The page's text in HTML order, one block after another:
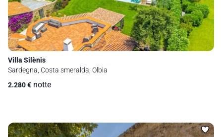
Villa Silènis
Sardegna, Costa smeralda, Olbia
2.280€ notte